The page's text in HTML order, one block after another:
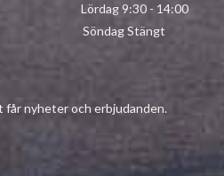
Lördag 9:30 - 14:00
Söndag Stängt
får nyheter och erbjudanden.